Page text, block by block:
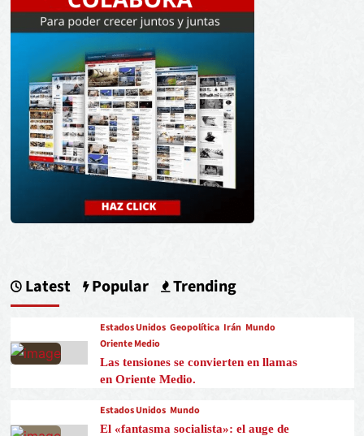
Latest Popular Trending
Estados Unidos Geopolítica Irán Mundo
Oriente Medio
Las tensiones se convierten en llamas
en Oriente Medio.
Estados Unidos Mundo
El «fantasma socialista»: el auge de